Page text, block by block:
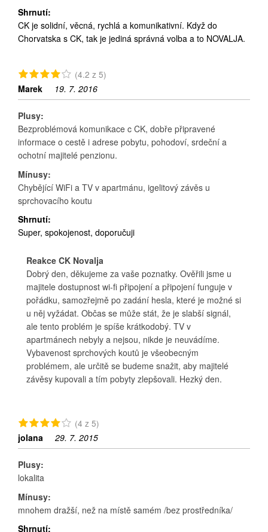
Shrnutí:
CK je solidní, věcná, rychlá a komunikativní. Když do
Chorvatska s CK, tak je jediná správná volba a to NOVALJA.
(4.2 z 5)
Marek
19. 7. 2016
Plusy:
Bezproblémová komunikace c CK, dobře připravené
informace o cestě i adrese pobytu, pohodoví, srdeční a
ochotní majitelé penzionu.
Mínusy:
Chybějící WiFi a TV v apartmánu, igelitový závěs u
sprchovacího koutu
Shrnutí:
Super, spokojenost, doporučuji
Reakce CK Novalja
Dobrý den, děkujeme za vaše poznatky. Ověřili jsme u
majitele dostupnost wi-fi připojení a připojení funguje v
pořádku, samozřejmě po zadání hesla, které je možné si
u něj vyžádat. Občas se může stát, že je slabší signál,
ale tento problém je spíše krátkodobý. TV v
apartmánech nebyly a nejsou, nikde je neuvádíme.
Vybavenost sprchových koutů je všeobecným
problémem, ale určitě se budeme snažit, aby majitelé
závěsy kupovali a tím pobyty zlepšovali. Hezký den.
(4 z 5)
jolana
29. 7. 2015
Plusy:
lokalita
Mínusy:
mnohem dražší, než na místě samém /bez prostředníka/
Shrnutí: